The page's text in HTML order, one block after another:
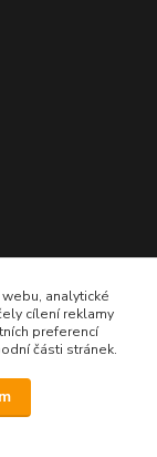
analytické
cílení reklamy
preferencí
části stránek.